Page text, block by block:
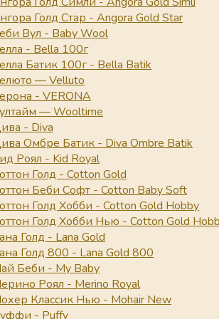
Голд Стар - Angora Gold Star
Вул - Baby Wool
- Bella 100г
Батик 100г - Bella Batik
— Velluto
- VERONA
— Wooltime
- Diva
Омбре Батик - Diva Ombre Batik
Роял - Kid Royal
Голд - Cotton Gold
Беби Софт - Cotton Baby Soft
Голд Хобби - Cotton Gold Hobby
Голд Хобби Нью - Cotton Gold
Голд - Lana Gold
Голд 800 - Lana Gold 800
Беби - My Baby
Роял - Merino Royal
Классик Нью - Mohair New
- Puffy